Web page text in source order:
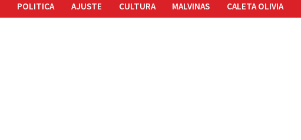
POLITICA AJUSTE CULTURA MALVINAS CALETA OLIVIA